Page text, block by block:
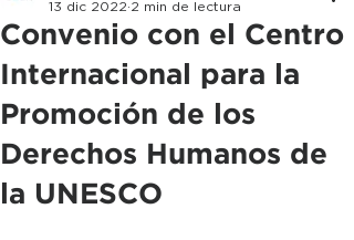
Convenio con el Centro
Internacional para la
Promoción de los
Derechos Humanos de
la UNESCO
13 dic 2022 2 min de lectura